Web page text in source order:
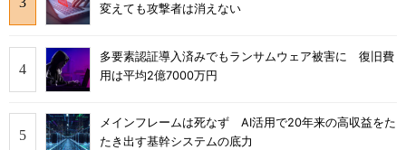
変えても攻撃者は消えない
多要素認証導入済みでもランサムウェア被害に 復旧費
用は平均2億7000万円
メインフレームは死なず AI活用で20年来の高収益をた
たき出す基幹システムの底力